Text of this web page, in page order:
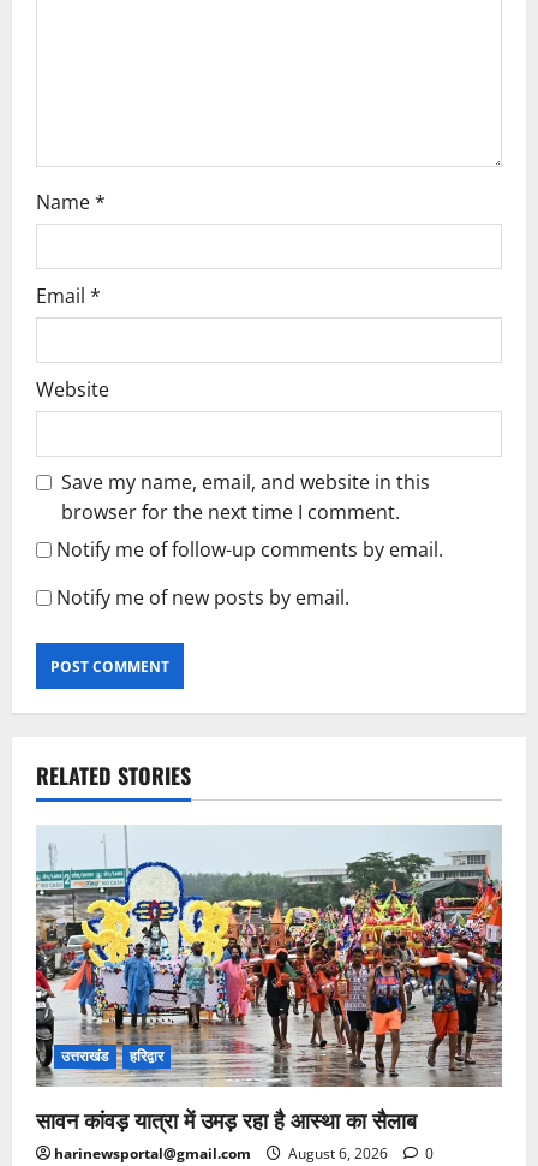
Name*
Email *
Website
Save my name, email, and website in this
browser for the next time I comment.
Notify me of follow-up comments by email.
Notify me of new posts by email.
RELATED STORIES
उत्तराखंड हरिद्वार
सावन कांवड़ यात्रा में उमड़ रहा है आस्था का सैलाब
harinewsportal@gmail.com August 6, 2026 0